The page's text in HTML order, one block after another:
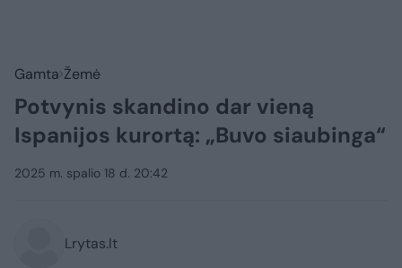
Gamta Žemė
Potvynis skandino dar vieną
Ispanijos kurortą: „Buvo siaubinga“
2025 m. spalio 18 d. 20:42
Lrytas.lt